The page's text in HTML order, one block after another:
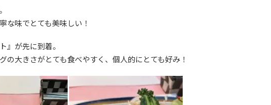
な味でとても美味しい！
』が先に到着。
の大きさがとても食べやすく、個人的にとても好み！